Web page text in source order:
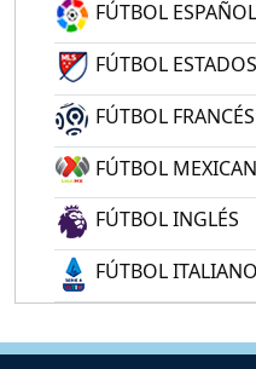
FÚTBOL ESPAÑOL
FÚTBOL
FÚTBOL FRANCÉS
FÚTBOL
FÚTBOL INGLÉS
FÚTBOL ITALIANO